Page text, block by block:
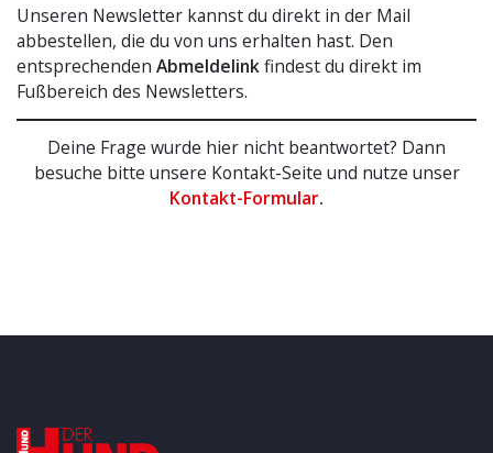
Unseren Newsletter kannst du direkt in der Mail
abbestellen, die du von uns erhalten hast. Den
entsprechenden Abmeldelinkfindest du direkt im
Fußbereich des Newsletters.
Deine Frage wurde hier nicht beantwortet? Dann
besuche bitte unsere Kontakt-Seite und nutze unser
Kontakt-Formular.